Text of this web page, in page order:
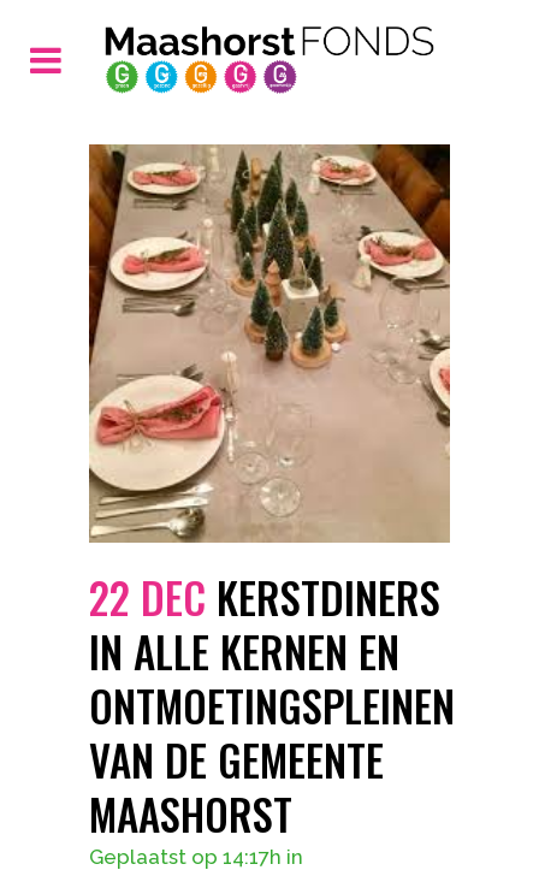
22 DEC KERSTDINERS
IN ALLE KERNEN EN
ONTMOETINGSPLEINEN
VAN DE GEMEENTE
MAASHORST
Geplaatst op 14:17h in